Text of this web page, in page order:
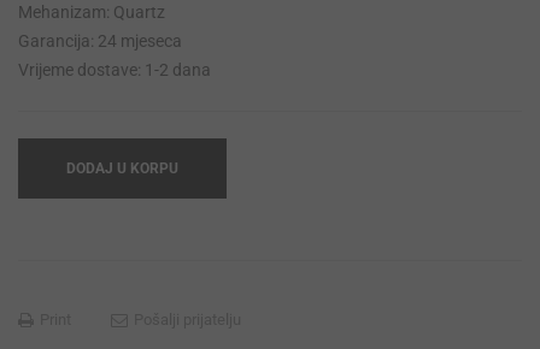
Mehanizam: Quartz
Garancija: 24 mjeseca
Vrijeme dostave: 1-2 dana
DODAJ U KORPU